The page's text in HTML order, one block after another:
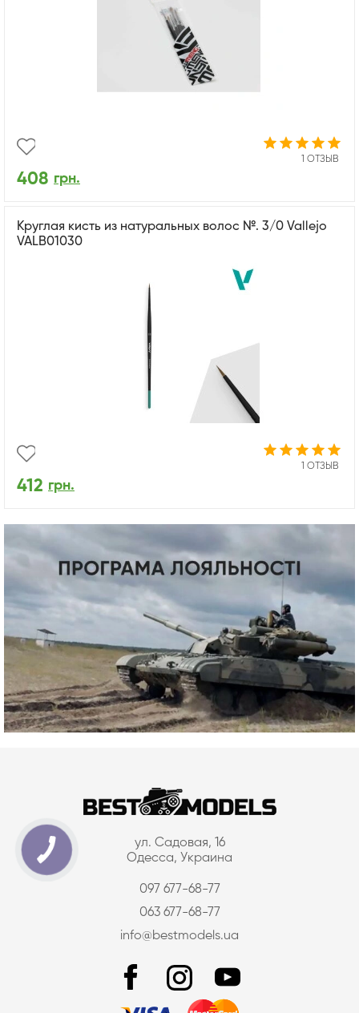
1 ОТЗЫВ
408 грн.
Круглая кисть из натуральных волос №. 3/0 Vallejo
VALB01030
1 ОТЗЫВ
412 грн.
ул. Садовая, 16
Одесса, Украина
097 677-68-77
063 677-68-77
info@bestmodels.ua